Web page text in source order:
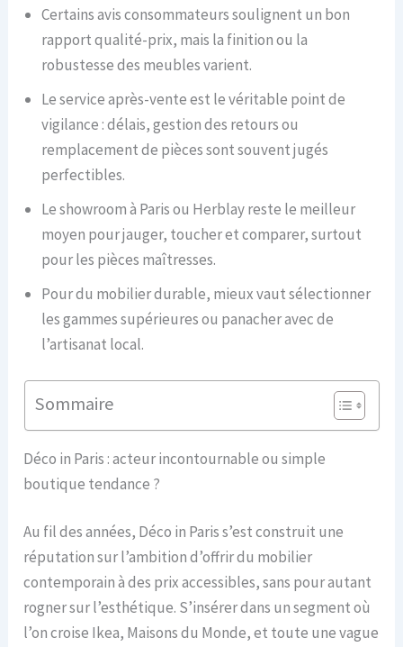
Certains avis consommateurs soulignent un bon
rapport qualité-prix, mais la finition ou la
robustesse des meubles varient.
Le service après-vente est le véritable point de
vigilance : délais, gestion des retours ou
remplacement de pièces sont souvent jugés
perfectibles.
Le showroom à Paris ou Herblay reste le meilleur
moyen pour jauger, toucher et comparer, surtout
pour les pièces maîtresses.
Pour du mobilier durable, mieux vaut sélectionner
les gammes supérieures ou panacher avec de
l’artisanat local.
Sommaire
Déco in Paris : acteur incontournable ou simple
boutique tendance ?
Au fil des années, Déco in Paris s’est construit une
réputation sur l’ambition d’offrir du mobilier
contemporain à des prix accessibles, sans pour autant
rogner sur l’esthétique. S’insérer dans un segment où
l’on croise Ikea, Maisons du Monde, et toute une vague